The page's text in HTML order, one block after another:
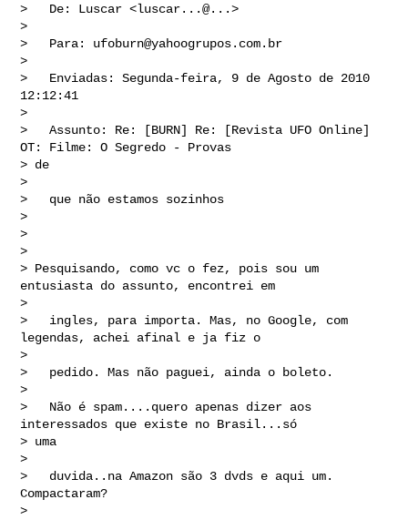
>   De: Luscar <luscar...@...>
>
>   Para: ufoburn@yahoogrupos.com.br
>
>   Enviadas: Segunda-feira, 9 de Agosto de 2010
12:12:41
>
>   Assunto: Re: [BURN] Re: [Revista UFO Online]
OT: Filme: O Segredo - Provas
> de
>
>   que não estamos sozinhos
>
>
>
> Pesquisando, como vc o fez, pois sou um
entusiasta do assunto, encontrei em
>
>   ingles, para importa. Mas, no Google, com
legendas, achei afinal e ja fiz o
>
>   pedido. Mas não paguei, ainda o boleto.
>
>   Não é spam....quero apenas dizer aos
interessados que existe no Brasil...só
> uma
>
>   duvida..na Amazon são 3 dvds e aqui um.
Compactaram?
>